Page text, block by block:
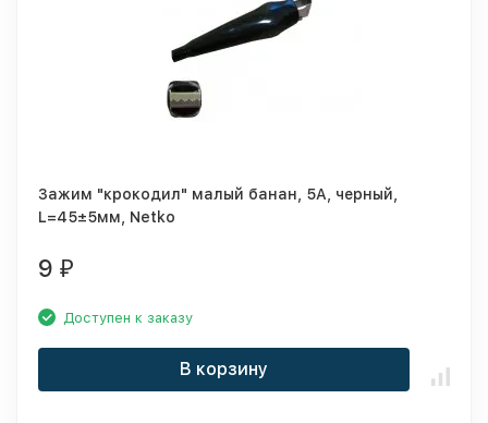
Зажим "крокодил" малый банан, 5A, черный,
L=45±5мм, Netko
9 ₽
Доступен к заказу
В корзину